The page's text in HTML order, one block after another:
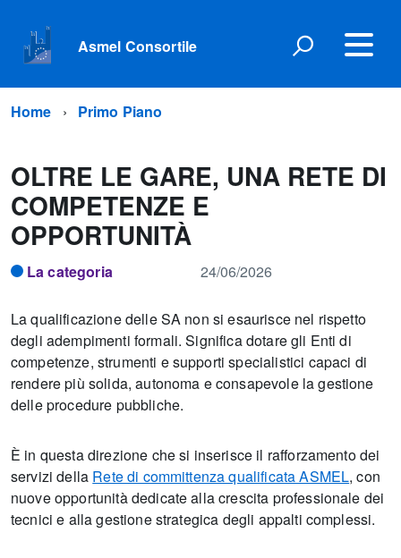
Asmel Consortile
Home Primo Piano
OLTRE LE GARE, UNA RETE DI
COMPETENZE E
OPPORTUNITÀ
La categoria 24/06/2026
La qualificazione delle SA non si esaurisce nel rispetto
degli adempimenti formali. Significa dotare gli Enti di
competenze, strumenti e supporti specialistici capaci di
rendere più solida, autonoma e consapevole la gestione
delle procedure pubbliche.
È in questa direzione che si inserisce il rafforzamento dei
servizi della Rete di committenza qualificata ASMEL, con
nuove opportunità dedicate alla crescita professionale dei
tecnici e alla gestione strategica degli appalti complessi.